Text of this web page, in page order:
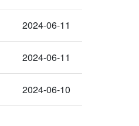
2024-06-11
2024-06-11
2024-06-10